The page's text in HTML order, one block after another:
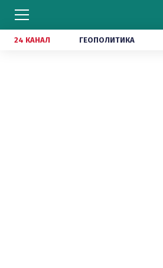
24 КАНАЛ ГЕОПОЛИТИКА